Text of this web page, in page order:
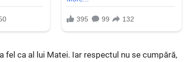
fel ca al lui Matei. Iar respectul nu se cumpără,